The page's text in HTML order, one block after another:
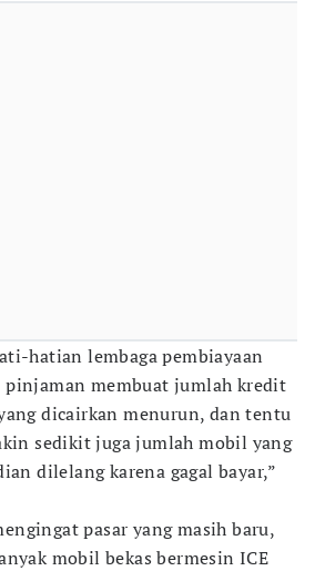
hatian lembaga pembiayaan
pinjaman membuat jumlah kredit
dicairkan menurun, dan tentu
sedikit juga jumlah mobil yang
dilelang karena gagal bayar,”
pasar yang masih baru,
mobil bekas bermesin ICE